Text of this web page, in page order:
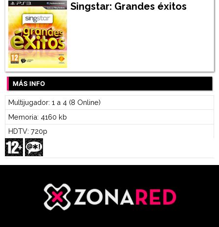
Singstar: Grandes éxitos
MÁS INFO
Multijugador: 1 a 4 (8 Online)
Memoria: 4160 kb
HDTV: 720p